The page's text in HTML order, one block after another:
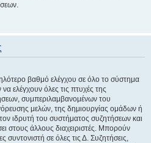
βαθμό ελέγχου σε όλο το σύστημα
ελέγχουν όλες τις πτυχές της
συμπεριλαμβανομένων του
μελών, της δημιουργίας ομάδων ή
ιδρυτή του συστήματος συζητήσεων και
στους άλλους διαχειριστές. Μπορούν
συντονιστή σε όλες τις Δ. Συζητήσεις,